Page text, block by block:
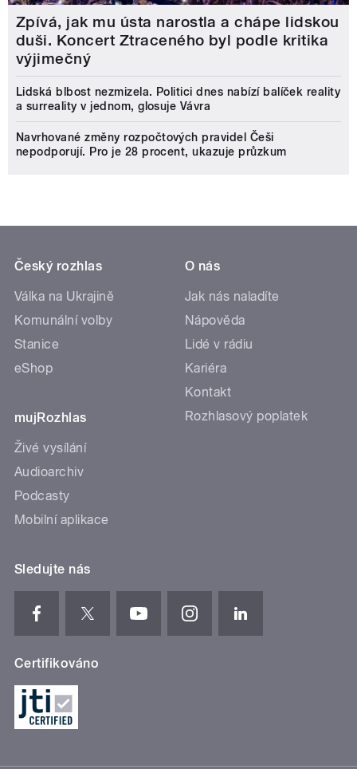
Zpívá, jak mu ústa narostla a chápe lidskou
duši. Koncert Ztraceného byl podle kritika
výjimečný
Lidská blbost nezmizela. Politici dnes nabízí balíček reality
a surreality v jednom, glosuje Vávra
Navrhované změny rozpočtových pravidel Češi
nepodporují. Pro je 28 procent, ukazuje průzkum
Český rozhlas
Válka na Ukrajině
Komunální volby
Stanice
eShop
mujRozhlas
Živé vysílání
Audioarchiv
Podcasty
Mobilní aplikace
O nás
Jak nás naladíte
Nápověda
Lidé v rádiu
Kariéra
Kontakt
Rozhlasový poplatek
Sledujte nás
Certifikováno